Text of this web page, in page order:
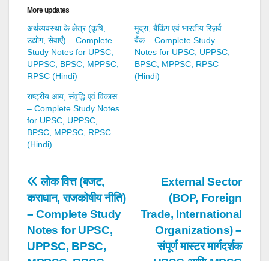
More updates
अर्थव्यवस्था के क्षेत्र (कृषि,
उद्योग, सेवाएँ) – Complete
Study Notes for UPSC,
UPPSC, BPSC, MPPSC,
RPSC (Hindi)
मुद्रा, बैंकिंग एवं भारतीय रिज़र्व
बैंक – Complete Study
Notes for UPSC, UPPSC,
BPSC, MPPSC, RPSC
(Hindi)
राष्ट्रीय आय, संवृद्धि एवं विकास
– Complete Study Notes
for UPSC, UPPSC,
BPSC, MPPSC, RPSC
(Hindi)
Post
navigation
External Sector
(BOP, Foreign
Trade, International
Organizations) –
संपूर्ण मास्टर मार्गदर्शक
लोक वित्त (बजट,
कराधान, राजकोषीय नीति)
– Complete Study
Notes for UPSC,
UPPSC, BPSC,